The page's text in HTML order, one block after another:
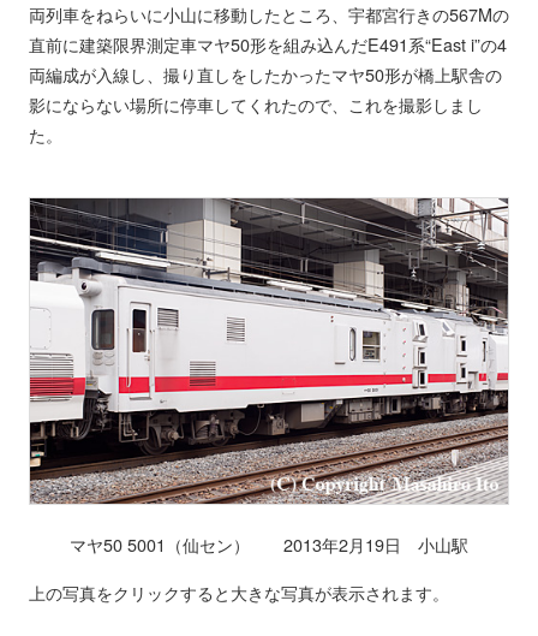
両列車をねらいに小山に移動したところ、宇都宮行きの567Mの
直前に建築限界測定車マヤ50形を組み込んだE491系“East i”の4
両編成が入線し、撮り直しをしたかったマヤ50形が橋上駅舎の
影にならない場所に停車してくれたので、これを撮影しまし
た。
マヤ50 5001（仙セン） 2013年2月19日 小山駅
上の写真をクリックすると大きな写真が表示されます。